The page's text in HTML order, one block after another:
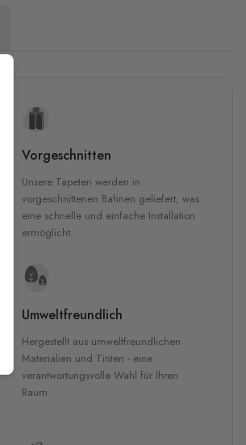
Vorgeschnitten
Unsere Tapeten werden in
vorgeschnittenen Bahnen geliefert, was
eine schnelle und einfache Installation
ermöglicht.
Umweltfreundlich
Hergestellt aus umweltfreundlichen
Materialien und Tinten - eine
verantwortungsvolle Wahl für Ihren
Raum.